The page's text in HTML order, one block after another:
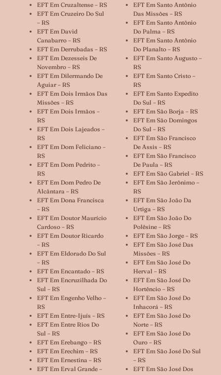
EFT Em Cruzaltense – RS
EFT Em Cruzeiro Do Sul
– RS
EFT Em David
Canabarro – RS
EFT Em Derrubadas – RS
EFT Em Dezesseis De
Novembro – RS
EFT Em Dilermando De
Aguiar – RS
EFT Em Dois Irmãos Das
Missões – RS
EFT Em Dois Irmãos –
RS
EFT Em Dois Lajeados –
RS
EFT Em Dom Feliciano –
RS
EFT Em Dom Pedrito –
RS
EFT Em Dom Pedro De
Alcântara – RS
EFT Em Dona Francisca
– RS
EFT Em Doutor Maurício
Cardoso – RS
EFT Em Doutor Ricardo
– RS
EFT Em Eldorado Do Sul
– RS
EFT Em Encantado – RS
EFT Em Encruzilhada Do
Sul – RS
EFT Em Engenho Velho –
RS
EFT Em Entre-Ijuís – RS
EFT Em Entre Rios Do
Sul – RS
EFT Em Erebango – RS
EFT Em Erechim – RS
EFT Em Ernestina – RS
EFT Em Erval Grande –
EFT Em Santo Antônio
Das Missões – RS
EFT Em Santo Antônio
Do Palma – RS
EFT Em Santo Antônio
Do Planalto – RS
EFT Em Santo Augusto –
RS
EFT Em Santo Cristo –
RS
EFT Em Santo Expedito
Do Sul – RS
EFT Em São Borja – RS
EFT Em São Domingos
Do Sul – RS
EFT Em São Francisco
De Assis – RS
EFT Em São Francisco
De Paula – RS
EFT Em São Gabriel – RS
EFT Em São Jerônimo –
RS
EFT Em São João Da
Urtiga – RS
EFT Em São João Do
Polêsine – RS
EFT Em São Jorge – RS
EFT Em São José Das
Missões – RS
EFT Em São José Do
Herval – RS
EFT Em São José Do
Hortêncio – RS
EFT Em São José Do
Inhacorá – RS
EFT Em São José Do
Norte – RS
EFT Em São José Do
Ouro – RS
EFT Em São José Do Sul
– RS
EFT Em São José Dos